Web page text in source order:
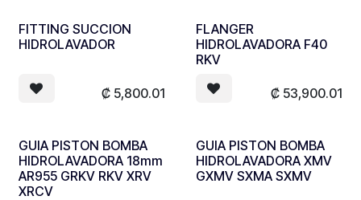
FITTING SUCCION
HIDROLAVADOR
₡ 5,800.01
FLANGER
HIDROLAVADORA F40
RKV
₡ 53,900.01
GUIA PISTON BOMBA
HIDROLAVADORA 18mm
AR955 GRKV RKV XRV
XRCV
GUIA PISTON BOMBA
HIDROLAVADORA XMV
GXMV SXMA SXMV